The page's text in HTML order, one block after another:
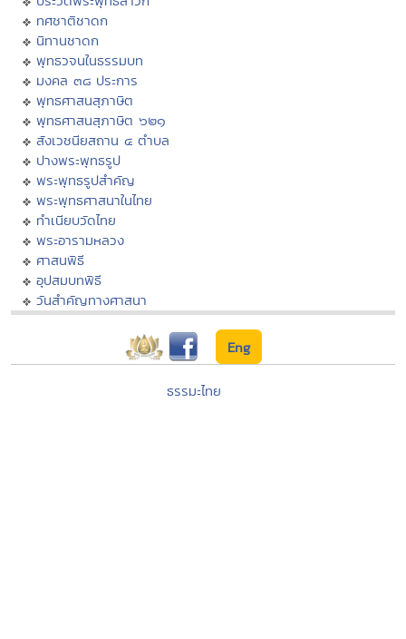
ทศชาติชาดก
นิทานชาดก
พุทธวจนในธรรมบท
มงคล ๓๘ ประการ
พุทธศาสนสุภาษิต
พุทธศาสนสุภาษิต ๖๒๑
สังเวชนียสถาน ๔ ตำบล
ปางพระพุทธรูป
พระพุทธรูปสำคัญ
พระพุทธศาสนาในไทย
ทำเนียบวัดไทย
พระอารามหลวง
ศาสนพิธี
อุปสมบทพิธี
วันสำคัญทางศาสนา
Eng
ธรรมะไทย